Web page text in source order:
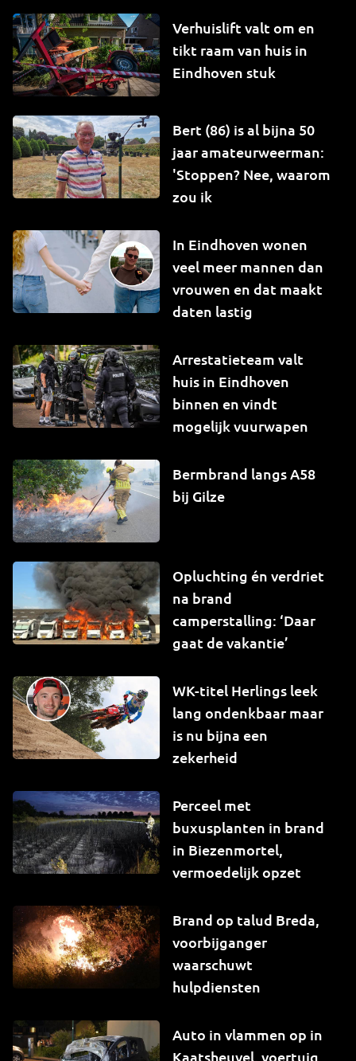
Verhuislift valt om en
tikt raam van huis in
Eindhoven stuk
Bert (86) is al bijna 50
jaar amateurweerman:
'Stoppen? Nee, waarom
zou ik
In Eindhoven wonen
veel meer mannen dan
vrouwen en dat maakt
daten lastig
Arrestatieteam valt
huis in Eindhoven
binnen en vindt
mogelijk vuurwapen
Bermbrand langs A58
bij Gilze
Opluchting én verdriet
na brand
camperstalling: ‘Daar
gaat de vakantie’
WK-titel Herlings leek
lang ondenkbaar maar
is nu bijna een
zekerheid
Perceel met
buxusplanten in brand
in Biezenmortel,
vermoedelijk opzet
Brand op talud Breda,
voorbijganger
waarschuwt
hulpdiensten
Auto in vlammen op in
Kaatsheuvel, voertuig